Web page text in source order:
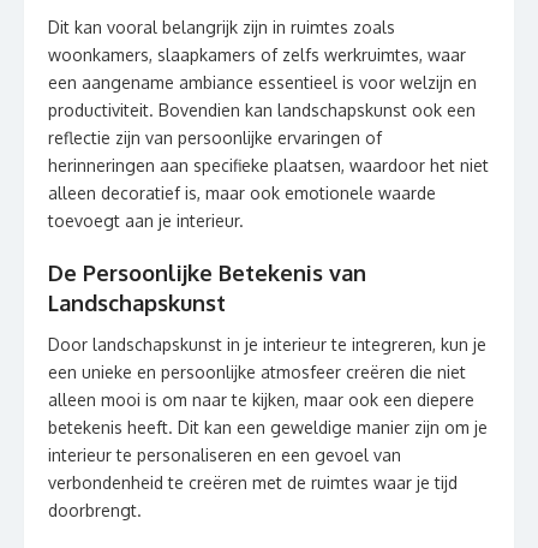
Dit kan vooral belangrijk zijn in ruimtes zoals
woonkamers, slaapkamers of zelfs werkruimtes, waar
een aangename ambiance essentieel is voor welzijn en
productiviteit. Bovendien kan landschapskunst ook een
reflectie zijn van persoonlijke ervaringen of
herinneringen aan specifieke plaatsen, waardoor het niet
alleen decoratief is, maar ook emotionele waarde
toevoegt aan je interieur.
De Persoonlijke Betekenis van
Landschapskunst
Door landschapskunst in je interieur te integreren, kun je
een unieke en persoonlijke atmosfeer creëren die niet
alleen mooi is om naar te kijken, maar ook een diepere
betekenis heeft. Dit kan een geweldige manier zijn om je
interieur te personaliseren en een gevoel van
verbondenheid te creëren met de ruimtes waar je tijd
doorbrengt.